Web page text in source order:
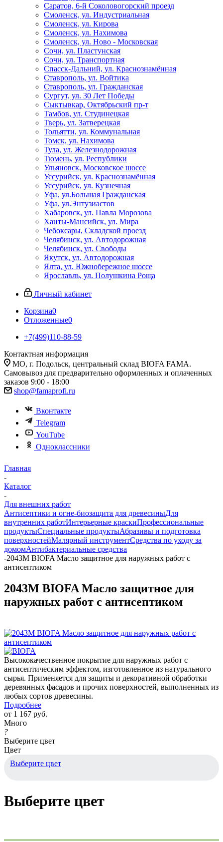
Саратов, 6-й Соколовогорский проезд
Смоленск, ул. Индустриальная
Смоленск, ул. Кирова
Смоленск, ул. Нахимова
Смоленск, ул. Ново - Московская
Сочи, ул. Пластунская
Сочи, ул. Транспортная
Спасск-Дальний, ул. Краснознамённая
Ставрополь, ул. Войтика
Ставрополь, ул. Гражданская
Сургут, ул. 30 Лет Победы
Сыктывкар, Октябрьский пр-т
Тамбов, ул. Студинецкая
Тверь, ул. Затверецкая
Тольятти, ул. Коммунальная
Томск, ул. Нахимова
Тула, ул. Железнодорожная
Тюмень, ул. Республики
Ульяновск, Московское шоссе
Уссурийск, ул. Краснознамённая
Уссурийск, ул. Кузнечная
Уфа, ул.Большая Гражданская
Уфа, ул.Энтузиастов
Хабаровск, ул. Павла Морозова
Ханты-Мансийск, ул. Мира
Чебоксары, Складской проезд
Челябинск, ул. Автодорожная
Челябинск, ул. Свободы
Якутск, ул. Автодорожная
Ялта, ул. Южнобережное шоссе
Ярославль, ул. Полушкина Роща
Личный кабинет
Корзина0
Отложенные0
+7(499)110-88-59
Контактная информация
МО, г. Подольск, центральный склад BIOFA FAMA.
Самовывоз для предварительно оформленных и оплаченных
заказов 9:00 - 18:00
shop@famaprofi.ru
Вконтакте
Telegram
YouTube
Одноклассники
Главная
-
Каталог
-
Для внешних работ
Антисептики и огне-биозащита для древесиныДля
внутренних работИнтерьерные краскиПрофессиональные
продуктыСпециальные продуктыАбразивы и подготовка
поверхностейМалярный инструментСредства по уходу за
домомАнтибактериальные средства
-2043M BIOFA Масло защитное для наружных работ с
антисептиком
2043M BIOFA Масло защитное для
наружных работ с антисептиком
Высококачественное покрытие для наружных работ с
антисептическим эффектом, изготовленное из натурального
сырья. Применяется для защиты и декоративной обработки
деревянных фасадов и прочих поверхностей, выполненных из
любых сортов древесины.
Подробнее
от 1 167 руб.
Много
?
Выберите цвет
Цвет
Выберите цвет
Выберите цвет